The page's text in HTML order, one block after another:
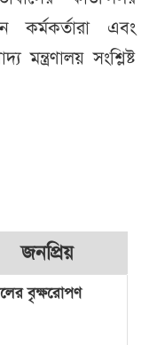
কর্মকর্তারা এবং
মন্ত্রণালয় সংশ্লিষ্ট
জনপ্রিয়
বৃক্ষরোপণ